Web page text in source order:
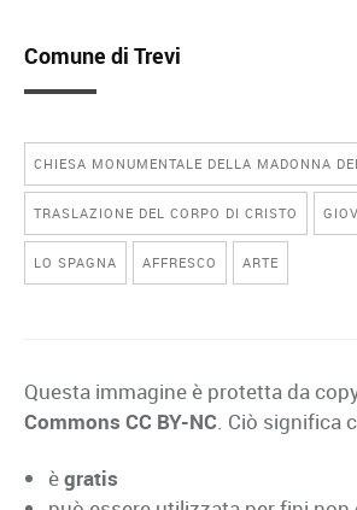
Comune di Trevi
CHIESA MONUMENTALE DELLA MADONNA
TRASLAZIONE DEL CORPO DI CRISTO
LO SPAGNA AFFRESCO ARTE
Questa immagine è protetta da
Commons CC BY-NC. Ciò significa
ègratis